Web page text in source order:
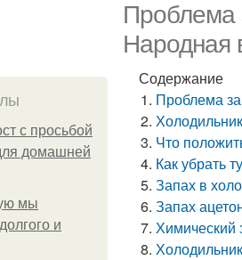
Проблема
Народная
с просьбой
домашней
мы
и
Содержание
Проблема
Что
Как убрать
Запах в
Запах
Химический